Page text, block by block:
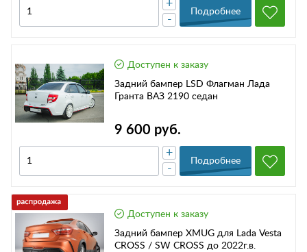
-
+
Подробнее
Доступен к заказу
Задний бампер LSD Флагман Лада
Гранта ВАЗ 2190 седан
9 600 руб.
-
+
Подробнее
Доступен к заказу
Задний бампер XMUG для Lada Vesta
CROSS / SW CROSS до 2022г.в.